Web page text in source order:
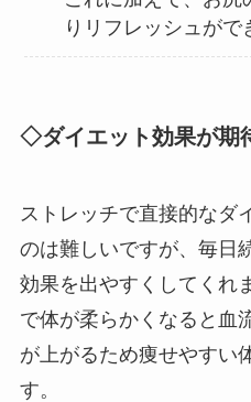
りリフレッシュがで
◇ダイエット効果が期
ストレッチで直接的なダ
のは難しいですが、毎日
効果を出やすくしてくれ
で体が柔らかくなると血
が上がるため痩せやすい
す。